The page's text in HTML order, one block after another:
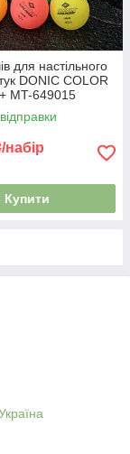
для настільного
DONIC COLOR
MT-649015
набір
Купити